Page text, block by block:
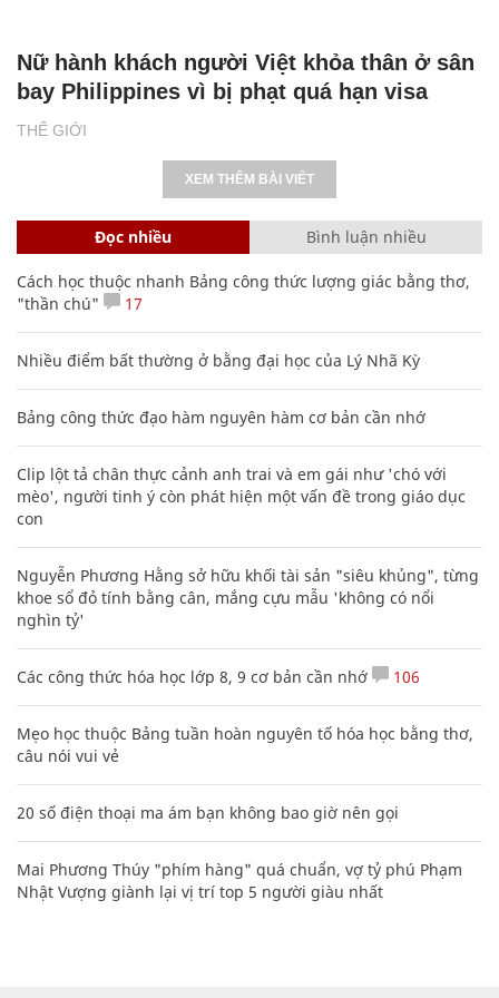
THẾ GIỚI
Nữ hành khách người Việt khỏa thân ở sân
bay Philippines vì bị phạt quá hạn visa
XEM THÊM BÀI VIẾT
Đọc nhiều Bình luận nhiều
Cách học thuộc nhanh Bảng công thức lượng giác bằng thơ,
"thần chú"
17
Nhiều điểm bất thường ở bằng đại học của Lý Nhã Kỳ
Bảng công thức đạo hàm nguyên hàm cơ bản cần nhớ
Clip lột tả chân thực cảnh anh trai và em gái như 'chó với
mèo', người tinh ý còn phát hiện một vấn đề trong giáo dục
con
Nguyễn Phương Hằng sở hữu khối tài sản "siêu khủng", từng
khoe sổ đỏ tính bằng cân, mắng cựu mẫu 'không có nổi
nghìn tỷ'
Các công thức hóa học lớp 8, 9 cơ bản cần nhớ 106
Mẹo học thuộc Bảng tuần hoàn nguyên tố hóa học bằng thơ,
câu nói vui vẻ
20 số điện thoại ma ám bạn không bao giờ nên gọi
Mai Phương Thúy "phím hàng" quá chuẩn, vợ tỷ phú Phạm
Nhật Vượng giành lại vị trí top 5 người giàu nhất